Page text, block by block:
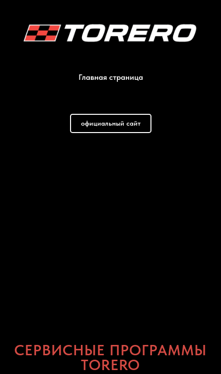
Главная страница
официальный сайт
СЕРВИСНЫЕ ПРОГРАММЫ
TORERO